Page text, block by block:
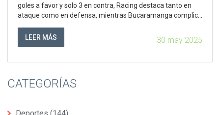
goles a favor y solo 3 en contra, Racing destaca tanto en
ataque como en defensa, mientras Bucaramanga complica
grupo.
LEER MÁS 30 may 2025
CATEGORÍAS